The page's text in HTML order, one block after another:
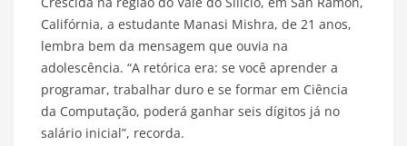
Califórnia, a estudante Manasi Mishra, de 21 anos,
lembra bem da mensagem que ouvia na
adolescência. “A retórica era: se você aprender a
programar, trabalhar duro e se formar em Ciência
da Computação, poderá ganhar seis dígitos já no
salário inicial”, recorda.